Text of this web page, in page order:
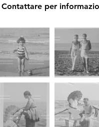
Contattare per